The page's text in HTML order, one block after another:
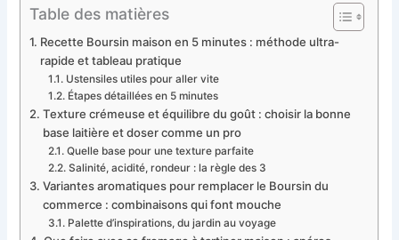
Table des matières
Recette Boursin maison en 5 minutes : méthode ultra-
rapide et tableau pratique
Ustensiles utiles pour aller vite
Étapes détaillées en 5 minutes
Texture crémeuse et équilibre du goût : choisir la bonne
base laitière et doser comme un pro
Quelle base pour une texture parfaite
Salinité, acidité, rondeur : la règle des 3
Variantes aromatiques pour remplacer le Boursin du
commerce : combinaisons qui font mouche
Palette d’inspirations, du jardin au voyage